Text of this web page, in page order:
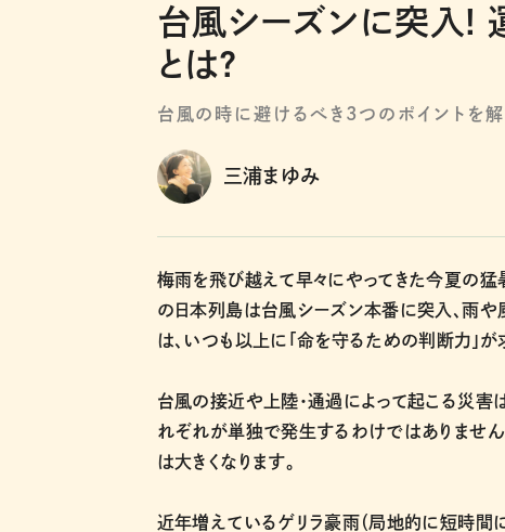
台風シーズンに突入!
とは?
台風の時に避けるべき3つのポイントを
三浦まゆみ
梅雨を飛び越えて早々にやってきた今夏の猛
の日本列島は台風シーズン本番に突入、雨や
は、いつも以上に「命を守るための判断力」が
台風の接近や上陸・通過によって起こる災害は
れぞれが単独で発生するわけではありませ
は大きくなります。
近年増えているゲリラ豪雨（局地的に短時間